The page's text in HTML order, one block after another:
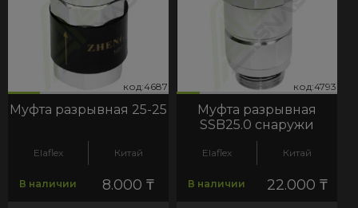
код:4687 код:4687
Муфта разрывная 25-25
Elaflex Китай
В наличии 8.000₸
код:4793 код:4793
Муфта разрывная
SSB25.0 снаружи
Elaflex Китай
В наличии 22.000₸